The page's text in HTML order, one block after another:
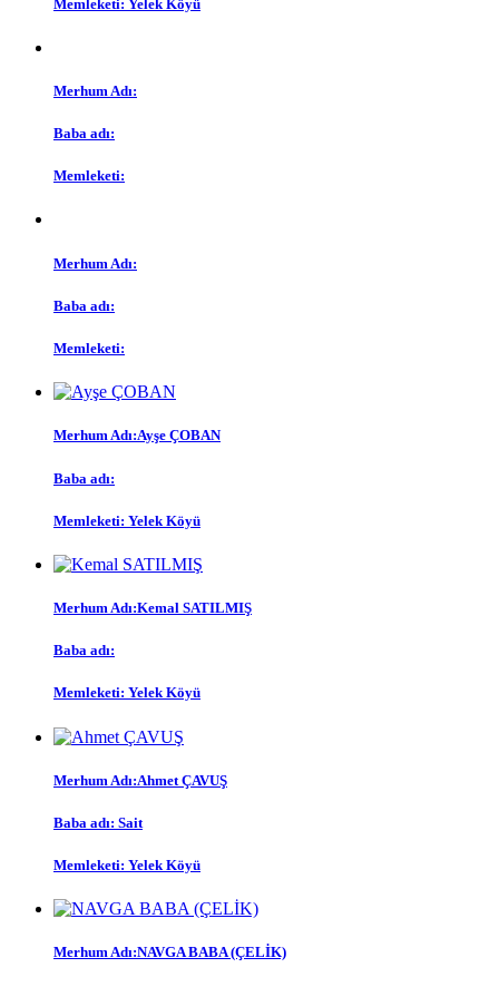
Memleketi: Yelek Köyü
Merhum Adı:
Baba adı:
Memleketi:
Merhum Adı:
Baba adı:
Memleketi:
Merhum Adı:Ayşe ÇOBAN
Baba adı:
Memleketi: Yelek Köyü
Merhum Adı:Kemal SATILMIŞ
Baba adı:
Memleketi: Yelek Köyü
Merhum Adı:Ahmet ÇAVUŞ
Baba adı: Sait
Memleketi: Yelek Köyü
Merhum Adı:NAVGA BABA (ÇELİK)